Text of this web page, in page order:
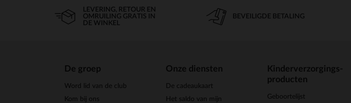
LEVERING, RETOUR EN
OMRUILING GRATIS IN
DE WINKEL
BEVEILIGDE BETALING
De groep
Word lid van de club
Kom bij ons
Onze diensten
De cadeaukaart
Het saldo van mijn
Kinderverzorgings-
producten
Geboortelijst